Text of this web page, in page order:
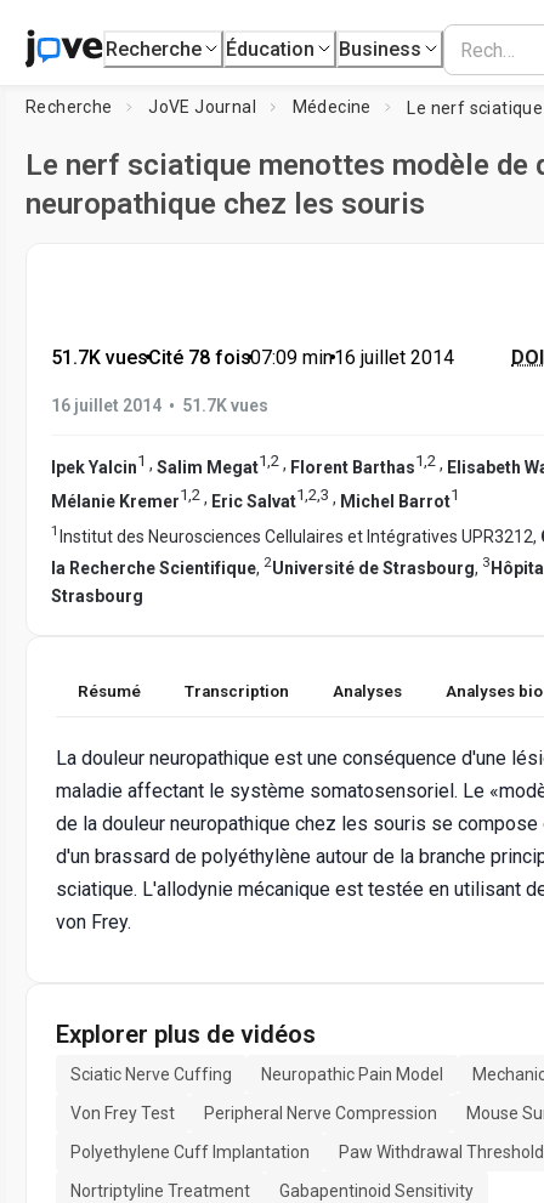
Recherche Éducation Business
Recherche JoVE Journal Médecine
Le nerf sciatique menottes modèle de
neuropathique chez les souris
51.7K vues•Cité 78 fois•07:09 min•16 juillet 2014
16 juillet 2014 • 51.7K vues
Ipek Yalcin1 , Salim Megat1,2 , Florent Barthas1,2 , Elisabeth
Mélanie Kremer1 2 , Eric Salvat1 2 3 , Michel Barrot1
1 Institut des Neurosciences Cellulaires et Intégratives UPR3212,
la Recherche Scientifique, 2Université de Strasbourg, 3
Strasbourg
Résumé Transcription Analyses Analyses
La douleur neuropathique est une conséquence d'une
maladie affectant le système somatosensoriel. Le
de la douleur neuropathique chez les souris se
d'un brassard de polyéthylène autour de la branche
sciatique. L'allodynie mécanique est testée en utilisant
von Frey.
Explorer plus de vidéos
Sciatic Nerve Cuffing Neuropathic Pain Model
Von Frey Test
Peripheral Nerve Compression
Mouse
Polyethylene Cuff Implantation
Paw Withdrawal Threshold
Nortriptyline Treatment
Gabapentinoid Sensitivity